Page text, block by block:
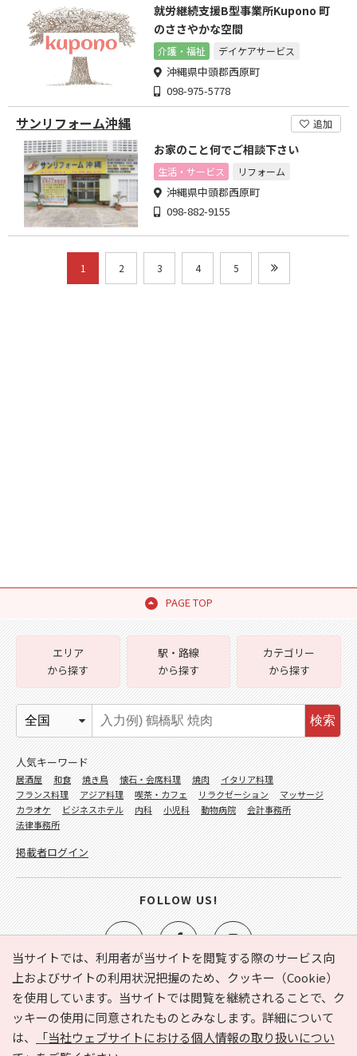
就労継続支援B型事業所Kupono 町
のささやかな空間
介護・福祉 デイケアサービス
沖縄県中頭郡西原町
098-975-5778
サンリフォーム沖縄 追加
お家のこと何でご相談下さい
生活・サービス リフォーム
沖縄県中頭郡西原町
098-882-9155
1 2 3 4 5
PAGE TOP
当サイトでは、利用者が当サイトを閲覧する際のサービス向
上およびサイトの利用状況把握のため、クッキー（Cookie）
を使用しています。当サイトでは閲覧を継続されることで、ク
ッキーの使用に同意されたものとみなします。詳細について
は、
「当社ウェブサイトにおける個人情報の取り扱いについ
e-NAVITA（イーナビタ）とは？ お気に入り
ヘルプ
利用規約
個人情報の取り扱いについて
運営会社
サイトマップ
広告掲載に関するお問い合わせ
エリア
から探す
駅・路線
から探す
カテゴリー
から探す
検索
人気キーワード
居酒屋 和食 焼き鳥 懐石・会席料理 焼肉
イタリア料理
フランス料理
アジア料理 喫茶・カフェ リラクゼーション
マッサージ
カラオケ
ビジネスホテル 内科 小児科 動物病院
会計事務所
法律事務所
掲載者ログイン
FOLLOW US!